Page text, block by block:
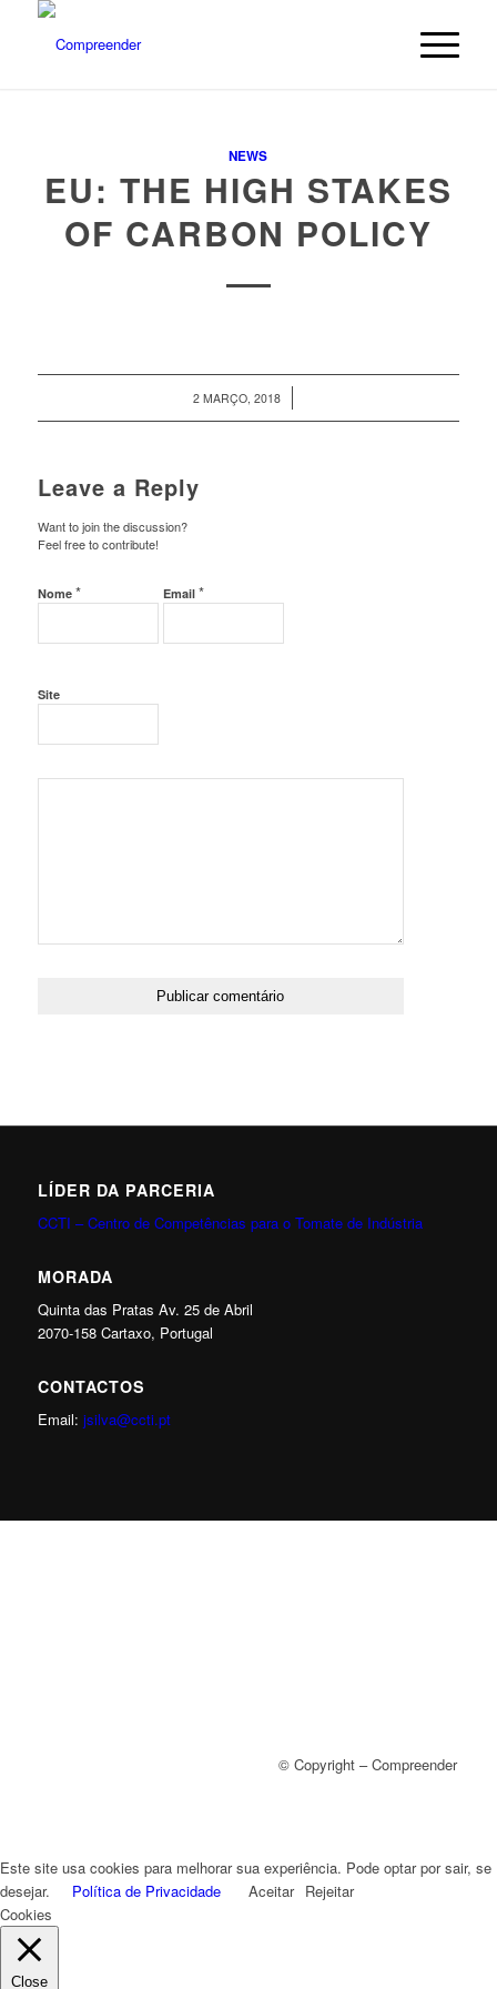
NEWS
EU: THE HIGH STAKES
OF CARBON POLICY
2 MARÇO, 2018
/
Leave a Reply
Want to join the discussion?
Feel free to contribute!
Nome * Email *
Site
LÍDER DA PARCERIA
CCTI – Centro de Competências para o Tomate de Indústria
MORADA
Quinta das Pratas Av. 25 de Abril
2070-158 Cartaxo, Portugal
CONTACTOS
Email: jsilva@ccti.pt
© Copyright – Compreender
Este site usa cookies para melhorar sua experiência. Pode optar por sair, se
desejar.
Política de Privacidade Aceitar Rejeitar
Cookies
Close